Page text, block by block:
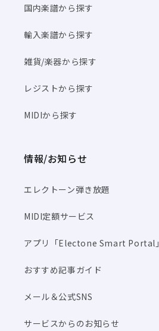
国内楽譜から探す
輸入楽譜から探す
雑貨/楽器から探す
レジストから探す
MIDIから探す
情報/お知らせ
エレクトーン弾き放題
MIDI定額サービス
アプリ「Electone Smart Portal」
おすすめ記事ガイド
メール＆公式SNS
サービスからのお知らせ